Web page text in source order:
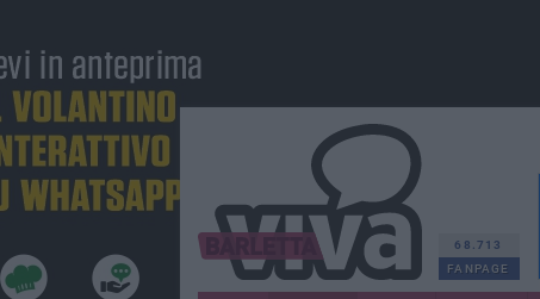
68.713
FANPAGE